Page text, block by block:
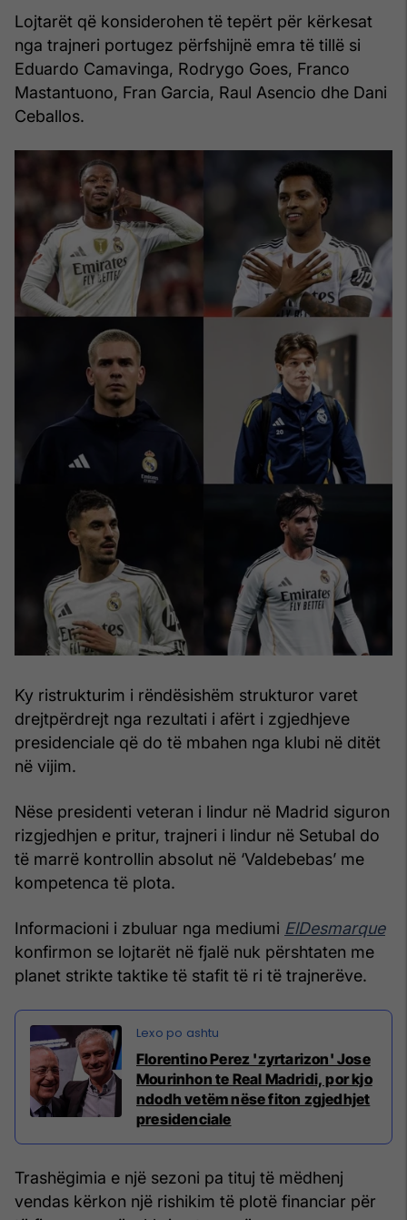
Lojtarët që konsiderohen të tepërt për kërkesat
nga trajneri portugez përfshijnë emra të tillë si
Eduardo Camavinga, Rodrygo Goes, Franco
Mastantuono, Fran Garcia, Raul Asencio dhe Dani
Ceballos.
Ky ristrukturim i rëndësishëm strukturor varet
drejtpërdrejt nga rezultati i afërt i zgjedhjeve
presidenciale që do të mbahen nga klubi në ditët
në vijim.
Nëse presidenti veteran i lindur në Madrid siguron
rizgjedhjen e pritur, trajneri i lindur në Setubal do
të marrë kontrollin absolut në ‘Valdebebas’ me
kompetenca të plota.
Informacioni i zbuluar nga mediumi ElDesmarque
konfirmon se lojtarët në fjalë nuk përshtaten me
planet strikte taktike të stafit të ri të trajnerëve.
Florentino Perez 'zyrtarizon' Jose
Mourinhon te Real Madridi, por kjo
ndodh vetëm nëse fiton zgjedhjet
presidenciale
Trashëgimia e një sezoni pa tituj të mëdhenj
vendas kërkon një rishikim të plotë financiar për